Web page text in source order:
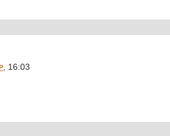
, 16:03